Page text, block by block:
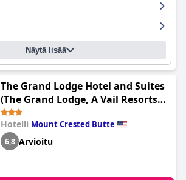
Näytä lisää
The Grand Lodge Hotel and Suites
(The Grand Lodge, A Vail Resorts
Property)
Hotelli Mount Crested Butte
6,8 Arvioitu